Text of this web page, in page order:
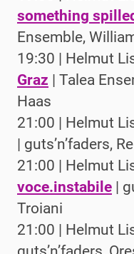
something
Ensemble,
19:30 | Helmut
Graz | Talea
Haas
21:00 | Helmut
| guts’n’faders,
21:00 | Helmut
voce.instabile |
Troiani
21:00 | Helmut